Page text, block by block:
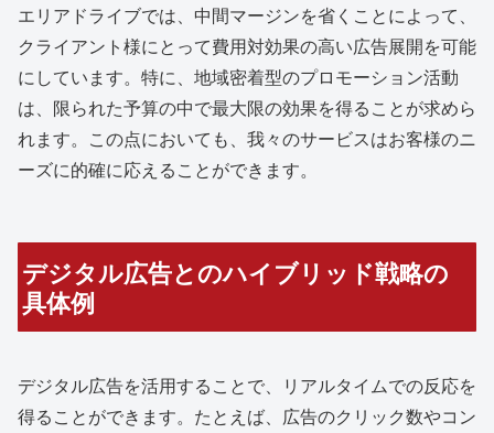
エリアドライブでは、中間マージンを省くことによって、
クライアント様にとって費用対効果の高い広告展開を可能
にしています。特に、地域密着型のプロモーション活動
は、限られた予算の中で最大限の効果を得ることが求めら
れます。この点においても、我々のサービスはお客様のニ
ーズに的確に応えることができます。
デジタル広告とのハイブリッド戦略の
具体例
デジタル広告を活用することで、リアルタイムでの反応を
得ることができます。たとえば、広告のクリック数やコン